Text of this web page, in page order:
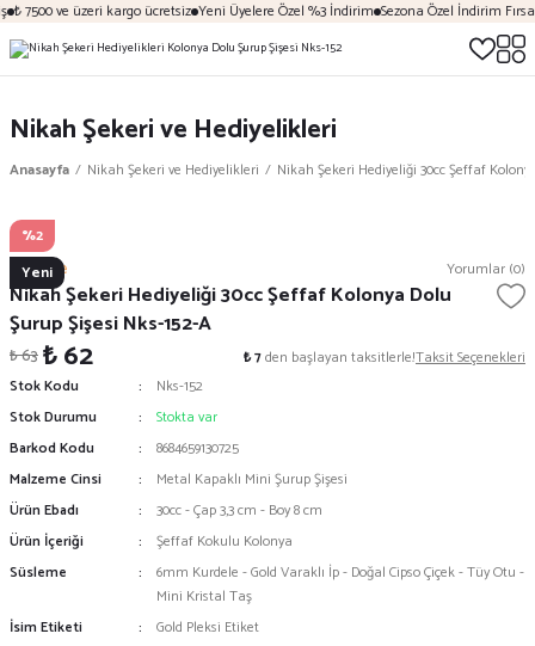
₺ 7500 ve üzeri kargo ücretsiz Yeni Üyelere Özel %3 İndirim Sezona Özel İndirim
Nikah Şekeri ve Hediyelikleri
Anasayfa Nikah Şekeri ve Hediyelikleri Nikah Şekeri Hediyeliği 30cc Şeffaf
%2
Yeni
Mekece Yorumlar (0)
Nikah Şekeri Hediyeliği 30cc Şeffaf Kolonya Dolu
Şurup Şişesi Nks-152-A
₺ 63₺ 62 ₺ 7den başlayan taksitlerle!Taksit Seçenekleri
Stok Kodu
Nks-152
Stok Durumu
Stokta var
Barkod Kodu
8684659130725
Malzeme Cinsi
Metal Kapaklı Mini Şurup Şişesi
Ürün Ebadı
30cc - Çap 3,3 cm - Boy 8 cm
Ürün İçeriği
Şeffaf Kokulu Kolonya
Süsleme
6mm Kurdele - Gold Varaklı İp - Doğal Cipso Çiçek - Tüy Otu -
Mini Kristal Taş
İsim Etiketi
Gold Pleksi Etiket